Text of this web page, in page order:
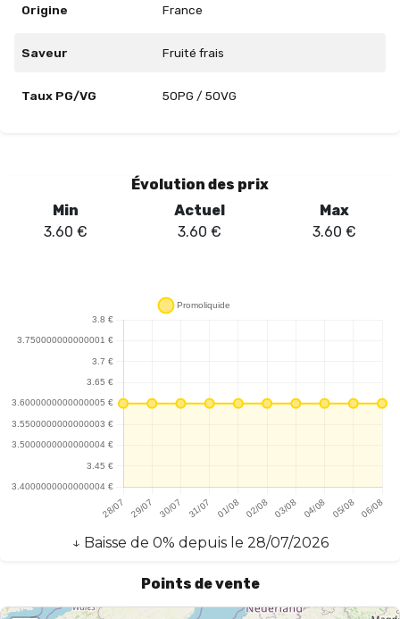
Origine France
Saveur Fruité frais
Taux PG/VG 50PG / 50VG
Évolution des prix
Min
3.60 €
Actuel
3.60 €
Max
3.60 €
↓ Baisse de 0% depuis le 28/07/2026
Points de vente